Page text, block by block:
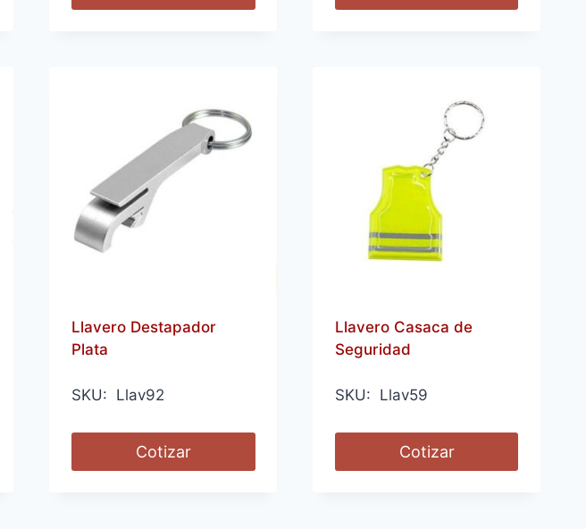
Llavero Destapador
Plata
SKU: Llav92
Cotizar
Llavero Casaca de
Seguridad
SKU: Llav59
Cotizar